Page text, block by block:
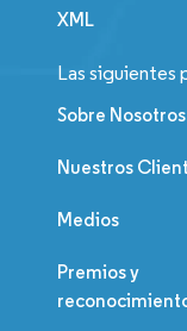
XML
Las siguientes
Sobre Nosotros
Nuestros
Medios
Premios y